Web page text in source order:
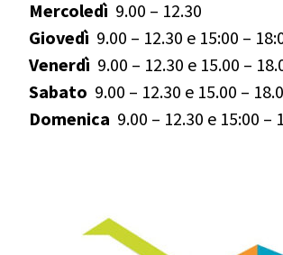
Mercoledì 9.00 – 12.30
Giovedì 9.00 – 12.30 e 15:00 –
Venerdì 9.00 – 12.30 e 15.00 –
Sabato 9.00 – 12.30 e 15.00 –
Domenica 9.00 – 12.30 e 15:00 –